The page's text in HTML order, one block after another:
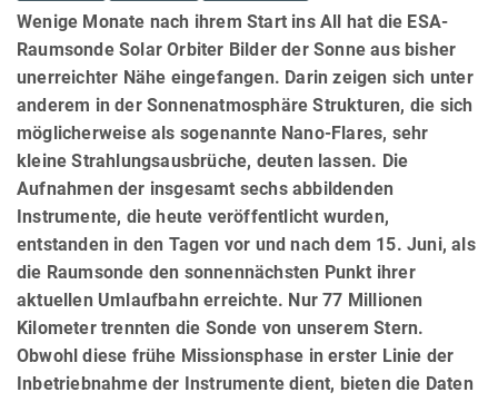
Wenige Monate nach ihrem Start ins All hat die ESA-
Raumsonde Solar Orbiter Bilder der Sonne aus bisher
unerreichter Nähe eingefangen. Darin zeigen sich unter
anderem in der Sonnenatmosphäre Strukturen, die sich
möglicherweise als sogenannte Nano-Flares, sehr
kleine Strahlungsausbrüche, deuten lassen. Die
Aufnahmen der insgesamt sechs abbildenden
Instrumente, die heute veröffentlicht wurden,
entstanden in den Tagen vor und nach dem 15. Juni, als
die Raumsonde den sonnennächsten Punkt ihrer
aktuellen Umlaufbahn erreichte. Nur 77 Millionen
Kilometer trennten die Sonde von unserem Stern.
Obwohl diese frühe Missionsphase in erster Linie der
Inbetriebnahme der Instrumente dient, bieten die Daten